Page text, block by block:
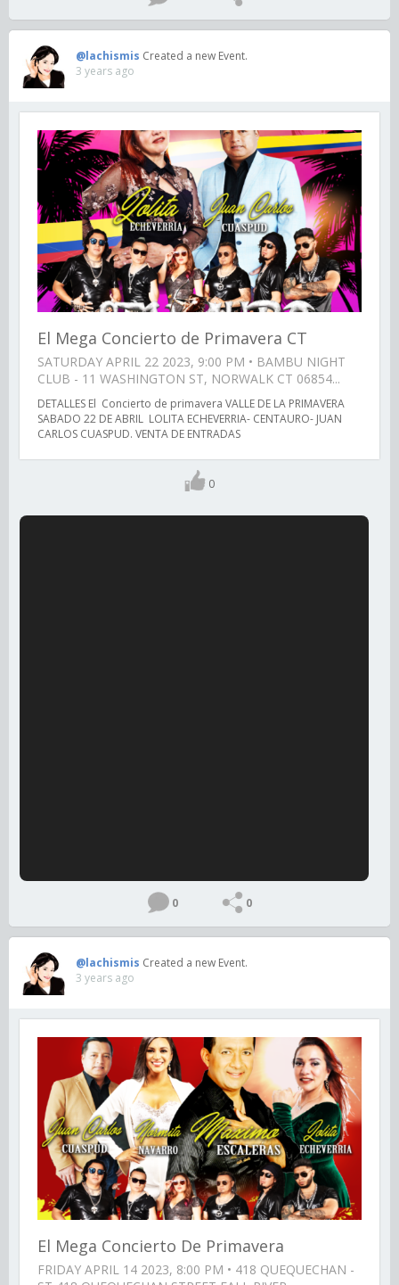
@lachismis Created a new Event.
3 years ago
El Mega Concierto de Primavera CT
SATURDAY APRIL 22 2023, 9:00 PM • BAMBU NIGHT
CLUB - 11 WASHINGTON ST, NORWALK CT 06854...
DETALLES El Concierto de primavera VALLE DE LA PRIMAVERA
SABADO 22 DE ABRIL LOLITA ECHEVERRIA- CENTAURO- JUAN
CARLOS CUASPUD. VENTA DE ENTRADAS
0
0 0
@lachismis Created a new Event.
3 years ago
El Mega Concierto De Primavera
FRIDAY APRIL 14 2023, 8:00 PM • 418 QUEQUECHAN -